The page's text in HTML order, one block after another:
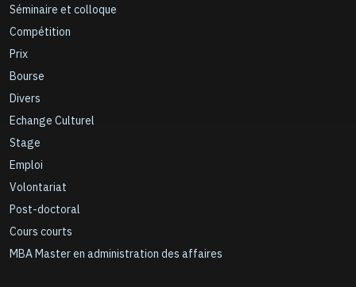
Séminaire et colloque
Compétition
Prix
Bourse
Divers
Echange Culturel
Stage
Emploi
Volontariat
Post-doctoral
Cours courts
MBA Master en administration des affaires